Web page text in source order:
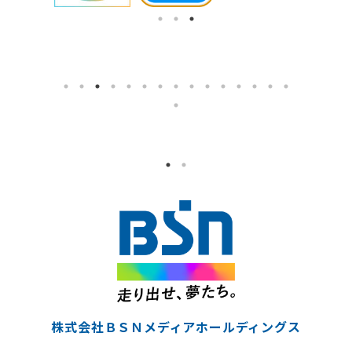
株式会社ＢＳＮメディアホールディングス